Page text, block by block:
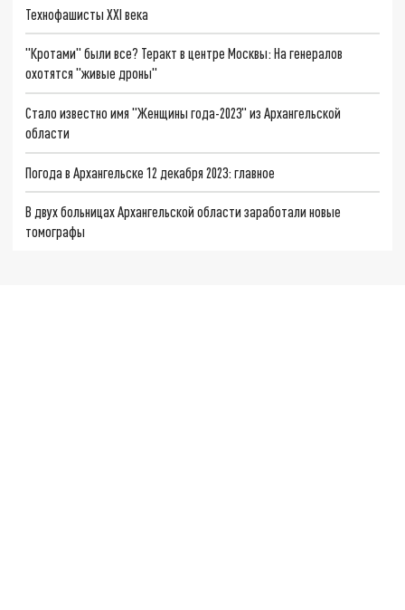
Технофашисты XXI века
"Кротами" были все? Теракт в центре Москвы: На генералов
охотятся "живые дроны"
Стало известно имя "Женщины года-2023" из Архангельской
области
Погода в Архангельске 12 декабря 2023: главное
В двух больницах Архангельской области заработали новые
томографы